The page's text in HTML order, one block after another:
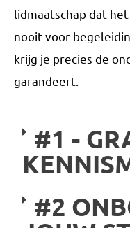
lidmaatschap dat
nooit voor
krijg je precies de
garandeert.
#1 -
#2